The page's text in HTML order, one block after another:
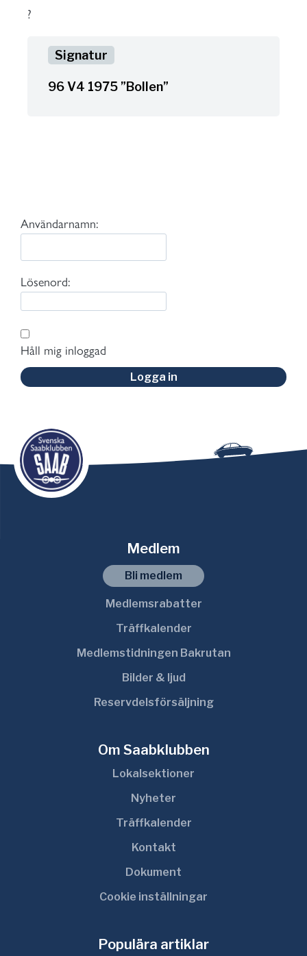
?
96 V4 1975 ”Bollen”
Användarnamn:
Lösenord:
Håll mig inloggad
Logga in
Medlem
Bli medlem
Medlemsrabatter
Träffkalender
Medlemstidningen Bakrutan
Bilder & ljud
Reservdelsförsäljning
Om Saabklubben
Lokalsektioner
Nyheter
Träffkalender
Kontakt
Dokument
Cookie inställningar
Populära artiklar